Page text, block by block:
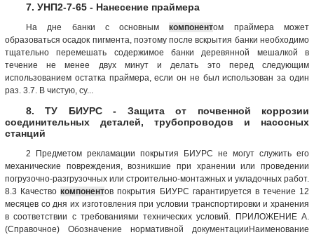
7. УНП2-7-65 - Нанесение праймера
На дне банки с основнымкомпонентом праймера может
образоваться осадок пигмента, поэтому после вскрытия банки необходимо
тщательно перемешать содержимое банки деревянной мешалкой в
течение не менее двух минут и делать это перед следующим
использованием остатка праймера, если он не был использован за один
раз. 3.7. В чистую, су...
8. ТУ БИУРС - Защита от почвенной коррозии
соединительных деталей, трубопроводов и насосных
станций
2 Предметом рекламации покрытия БИУРС не могут служить его
механические повреждения, возникшие при хранении или проведении
погрузочно-разгрузочных или строительно-монтажных и укладочных работ.
8.3 Качествокомпонентов покрытия БИУРС гарантируется в течение 12
месяцев со дня их изготовления при условии транспортировки и хранения
в соответствии с требованиями технических условий. ПРИЛОЖЕНИЕ А.
(Справочное) Обозначение нормативной документацииНаименование